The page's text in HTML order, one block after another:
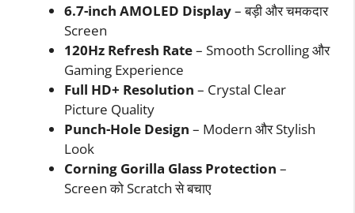
6.7-inch AMOLED Display– बड़ी और चमकदार
Screen
120Hz Refresh Rate– Smooth Scrolling और
Gaming Experience
Full HD+ Resolution – Crystal Clear
Picture Quality
Punch-Hole Design – Modern और Stylish
Look
Corning Gorilla Glass Protection –
Screen को Scratch से बचाए